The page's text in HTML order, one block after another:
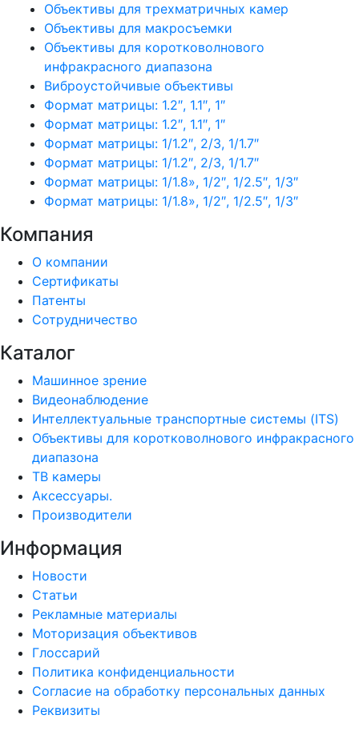
Объективы для трехматричных камер
Объективы для макросъемки
Объективы для коротковолнового
инфракрасного диапазона
Виброустойчивые объективы
Формат матрицы: 1.2″, 1.1″, 1″
Формат матрицы: 1.2″, 1.1″, 1″
Формат матрицы: 1/1.2″, 2/3, 1/1.7″
Формат матрицы: 1/1.2″, 2/3, 1/1.7″
Формат матрицы: 1/1.8», 1/2″, 1/2.5″, 1/3″
Формат матрицы: 1/1.8», 1/2″, 1/2.5″, 1/3″
Компания
О компании
Сертификаты
Патенты
Сотрудничество
Каталог
Машинное зрение
Видеонаблюдение
Интеллектуальные транспортные системы (ITS)
Объективы для коротковолнового инфракрасного
диапазона
ТВ камеры
Аксессуары.
Производители
Информация
Новости
Статьи
Рекламные материалы
Моторизация объективов
Глоссарий
Политика конфиденциальности
Согласие на обработку персональных данных
Реквизиты